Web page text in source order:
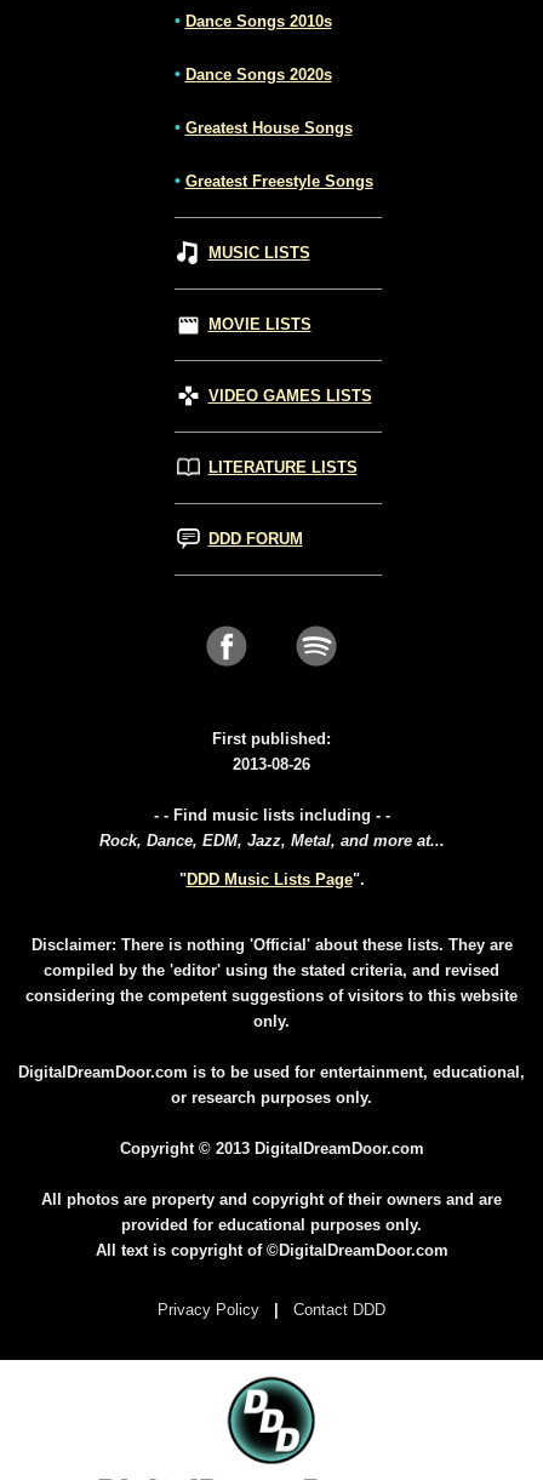
• Dance Songs 2010s
• Dance Songs 2020s
• Greatest House Songs
• Greatest Freestyle Songs
MUSIC LISTS
MOVIE LISTS
VIDEO GAMES LISTS
LITERATURE LISTS
DDD FORUM
First published:
2013-08-26
- - Find music lists including - -
Rock, Dance, EDM, Jazz, Metal, and more at...
"DDD Music Lists Page".
Disclaimer: There is nothing 'Official' about these lists. They are
compiled by the 'editor' using the stated criteria, and revised
considering the competent suggestions of visitors to this website
only.
DigitalDreamDoor.com is to be used for entertainment, educational,
or research purposes only.
Copyright © 2013 DigitalDreamDoor.com
All photos are property and copyright of their owners and are
provided for educational purposes only.
All text is copyright of ©DigitalDreamDoor.com
Privacy Policy Contact DDD